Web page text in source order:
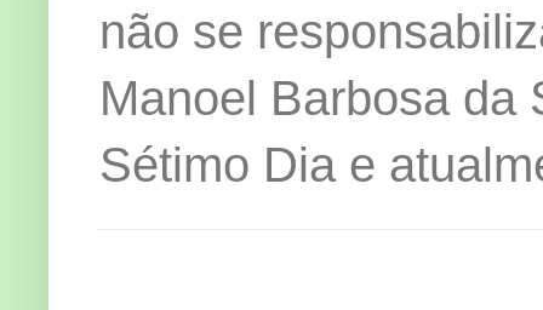
não se
Manoel Barbosa da
Sétimo Dia e